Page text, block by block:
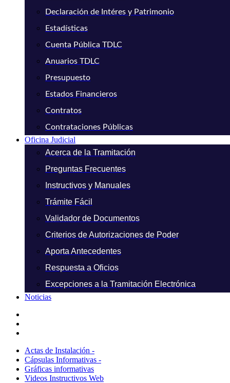
Declaración de Intéres y Patrimonio
Estadísticas
Cuenta Pública TDLC
Anuarios TDLC
Presupuesto
Estados Financieros
Contratos
Contrataciones Públicas
Oficina Judicial
Acerca de la Tramitación
Preguntas Frecuentes
Instructivos y Manuales
Trámite Fácil
Validador de Documentos
Criterios de Autorizaciones de Poder
Aporta Antecedentes
Respuesta a Oficios
Excepciones a la Tramitación Electrónica
Noticias
Actas de Instalación -
Cápsulas Informativas -
Gráficas informativas
Videos Instructivos Web